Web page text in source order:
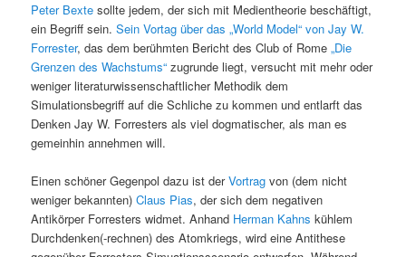
Peter Bexte sollte jedem, der sich mit Medientheorie beschäftigt,
ein Begriff sein.Sein Vortag über das „World Model“ von Jay W.
Forrester, das dem berühmten Bericht des Club of Rome„Die
Grenzen des Wachstums“ zugrunde liegt, versucht mit mehr oder
weniger literaturwissenschaftlicher Methodik dem
Simulationsbegriff auf die Schliche zu kommen und entlarft das
Denken Jay W. Forresters als viel dogmatischer, als man es
gemeinhin annehmen will.
Einen schöner Gegenpol dazu ist derVortrag von (dem nicht
weniger bekannten)Claus Pias, der sich dem negativen
Antikörper Forresters widmet. Anhand Herman Kahns kühlem
Durchdenken(-rechnen) des Atomkriegs, wird eine Antithese